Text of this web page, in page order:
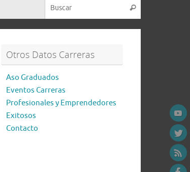
Otros Datos Carreras
Aso Graduados
Eventos Carreras
Profesionales y Emprendedores
Exitosos
Contacto